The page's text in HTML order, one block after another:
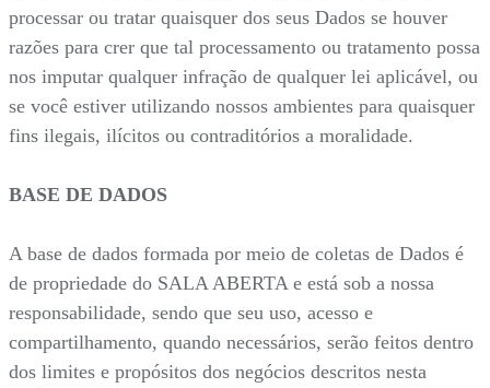
processar ou tratar quaisquer dos seus Dados se houver
razões para crer que tal processamento ou tratamento possa
nos imputar qualquer infração de qualquer lei aplicável, ou
se você estiver utilizando nossos ambientes para quaisquer
fins ilegais, ilícitos ou contraditórios a moralidade.
BASE DE DADOS
A base de dados formada por meio de coletas de Dados é
de propriedade do SALA ABERTA e está sob a nossa
responsabilidade, sendo que seu uso, acesso e
compartilhamento, quando necessários, serão feitos dentro
dos limites e propósitos dos negócios descritos nesta